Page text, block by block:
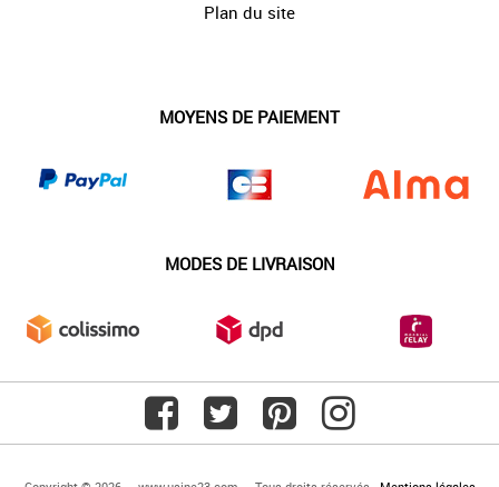
Plan du site
MOYENS DE PAIEMENT
MODES DE LIVRAISON